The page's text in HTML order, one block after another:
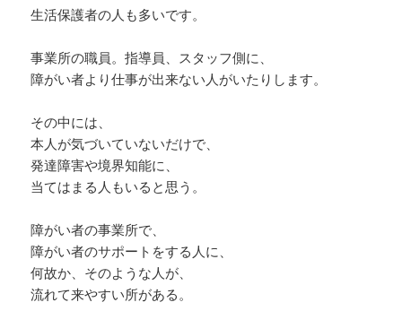
と言えば、育ちの環境による所が大きい。
大概は、自己愛の親元で育っている。
い。
だからと言って同情の必要はないですが、
救って行かないと、結局、また、
同じ問題を次の世代から、
次の世代へと連鎖さてしまう。
生活保護者の人も多いです。
事業所の職員。指導員、スタッフ側に、
障がい者より仕事が出来ない人がいたりします。
その中には、
本人が気づいていないだけで、
発達障害や境界知能に、
当てはまる人もいると思う。
障がい者の事業所で、
障がい者のサポートをする人に、
何故か、そのような人が、
流れて来やすい所がある。